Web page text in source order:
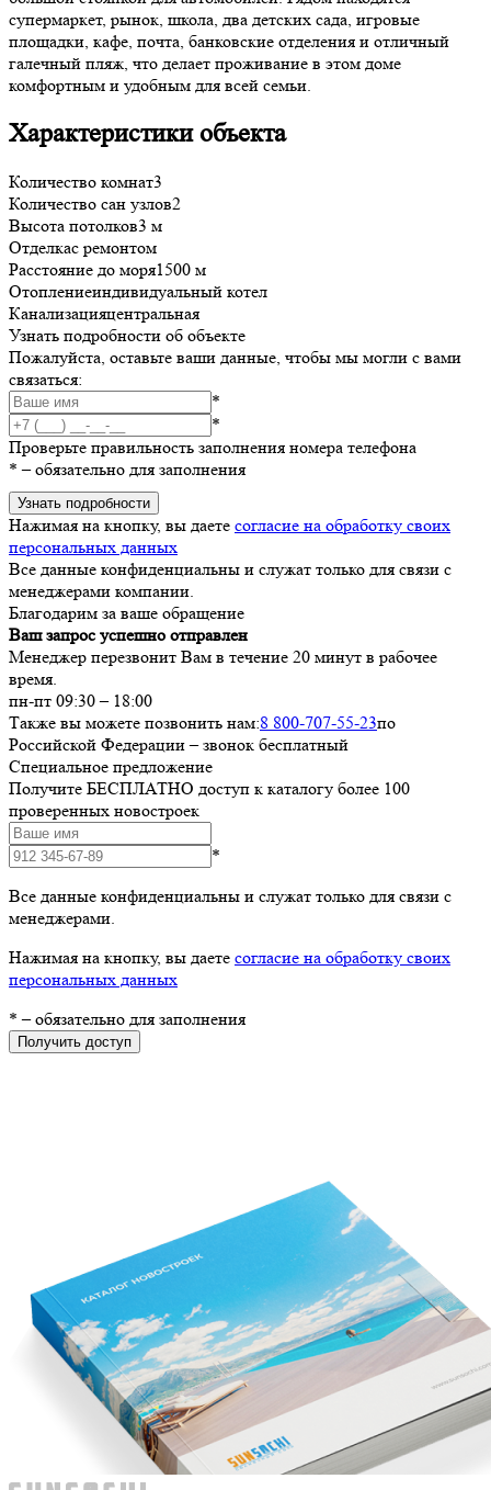
супермаркет, рынок, школа, два детских сада, игровые
площадки, кафе, почта, банковские отделения и отличный
галечный пляж, что делает проживание в этом доме
комфортным и удобным для всей семьи.
Характеристики объекта
Количество комнат3
Количество сан узлов2
Высота потолков3 м
Отделкас ремонтом
Расстояние до моря1500 м
Отоплениеиндивидуальный котел
Канализацияцентральная
Узнать подробности об объекте
Пожалуйста, оставьте ваши данные, чтобы мы могли с вами
связаться:
*
*
Проверьте правильность заполнения номера телефона
* – обязательно для заполнения
Узнать подробности
Нажимая на кнопку, вы даете согласие на обработку своих
персональных данных
Все данные конфиденциальны и служат только для связи с
менеджерами компании.
Благодарим за ваше обращение
Ваш запрос успешно отправлен
Менеджер перезвонит Вам в течение 20 минут в рабочее
время.
пн-пт 09:30 – 18:00
Также вы можете позвонить нам:8 800-707-55-23по
Российской Федерации – звонок бесплатный
Специальное предложение
Получите БЕСПЛАТНО доступ к каталогу более 100
проверенных новостроек
*
Все данные конфиденциальны и служат только для связи с
менеджерами.
Нажимая на кнопку, вы даете согласие на обработку своих
персональных данных
* – обязательно для заполнения
Получить доступ